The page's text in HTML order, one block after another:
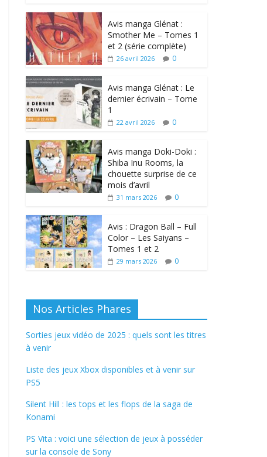
Avis manga Glénat :
Smother Me – Tomes 1
et 2 (série complète)
26 avril 2026 0
Avis manga Glénat : Le
dernier écrivain – Tome
1
22 avril 2026 0
Avis manga Doki-Doki :
Shiba Inu Rooms, la
chouette surprise de ce
mois d’avril
31 mars 2026 0
Avis : Dragon Ball – Full
Color – Les Saiyans –
Tomes 1 et 2
29 mars 2026 0
Nos Articles Phares
Sorties jeux vidéo de 2025 : quels sont les titres
à venir
Liste des jeux Xbox disponibles et à venir sur
PS5
Silent Hill : les tops et les flops de la saga de
Konami
PS Vita : voici une sélection de jeux à posséder
sur la console de Sony